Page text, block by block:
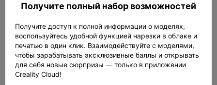
Получите полный набор возможностей
Получите доступ к полной информации о моделях,
воспользуйтесь удобной функцией нарезки в облаке и
печатью в один клик. Взаимодействуйте с моделями,
чтобы зарабатывать эксклюзивные баллы и открывать
для себя новые сюрпризы — только в приложении
Creality Cloud!